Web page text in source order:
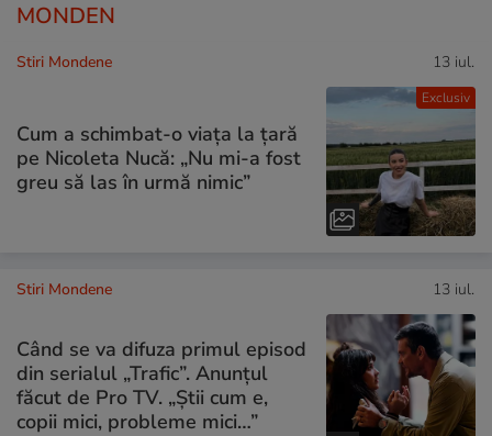
MONDEN
Exclusiv
Stiri Mondene 13 iul.
Cum a schimbat-o viața la țară
pe Nicoleta Nucă: „Nu mi-a fost
greu să las în urmă nimic”
Stiri Mondene 13 iul.
Când se va difuza primul episod
din serialul „Trafic”. Anunțul
făcut de Pro TV. „Știi cum e,
copii mici, probleme mici…”